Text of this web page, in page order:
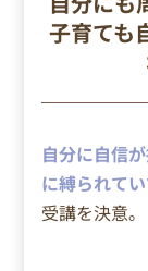
子育ても
自分に自信
に縛られて
受講を決意。